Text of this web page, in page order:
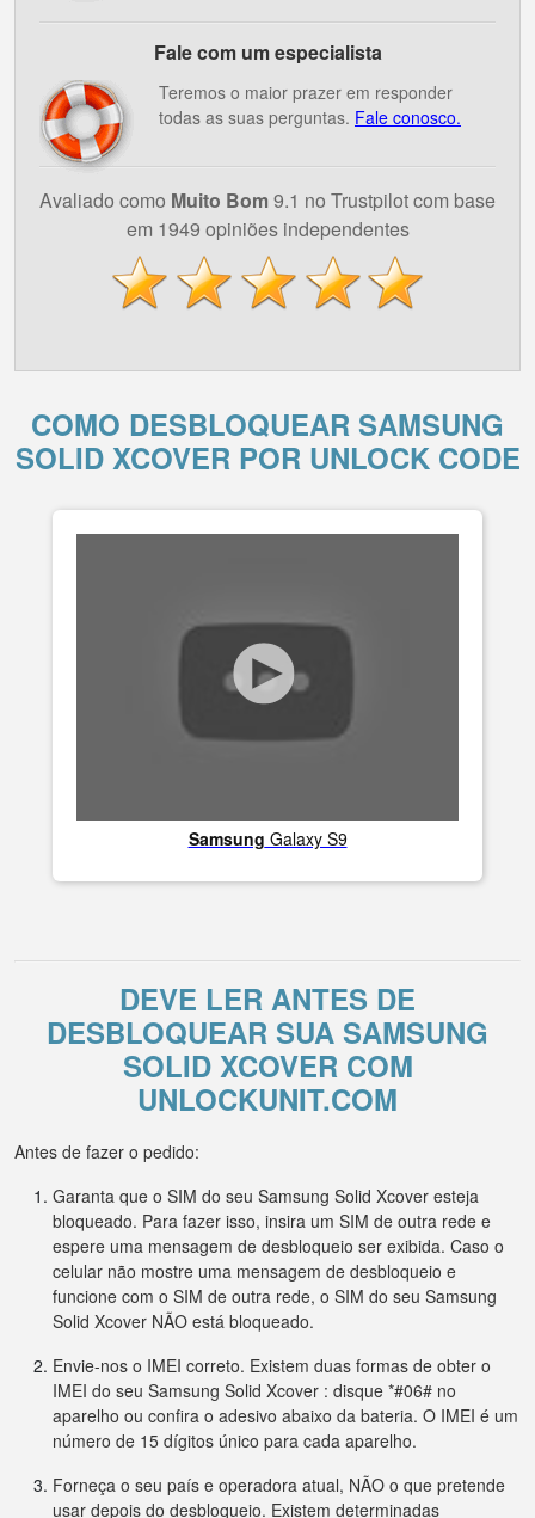
Fale com um especialista
Teremos o maior prazer em responder
todas as suas perguntas. Fale conosco.
Avaliado como Muito Bom9.1 no Trustpilot com base
em 1949 opiniões independentes
COMO DESBLOQUEAR SAMSUNG
SOLID XCOVER POR UNLOCK CODE
Samsung Galaxy S9
DEVE LER ANTES DE
DESBLOQUEAR SUA SAMSUNG
SOLID XCOVER COM
UNLOCKUNIT.COM
Antes de fazer o pedido:
Garanta que o SIM do seu Samsung Solid Xcover esteja
bloqueado. Para fazer isso, insira um SIM de outra rede e
espere uma mensagem de desbloqueio ser exibida. Caso o
celular não mostre uma mensagem de desbloqueio e
funcione com o SIM de outra rede, o SIM do seu Samsung
Solid Xcover NÃO está bloqueado.
Envie-nos o IMEI correto. Existem duas formas de obter o
IMEI do seu Samsung Solid Xcover : disque *#06# no
aparelho ou confira o adesivo abaixo da bateria. O IMEI é um
número de 15 dígitos único para cada aparelho.
Forneça o seu país e operadora atual, NÃO o que pretende
usar depois do desbloqueio. Existem determinadas